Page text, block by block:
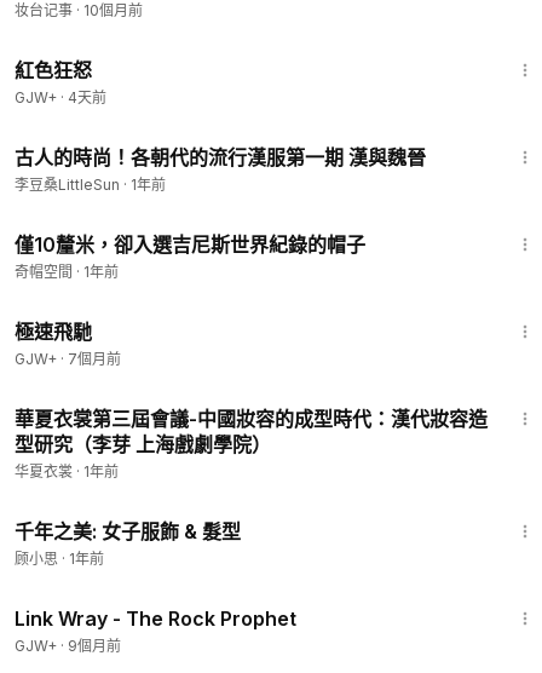
妆台记事 · 10個月前
紅色狂怒
GJW+ · 4天前
古人的時尚！各朝代的流行漢服第一期 漢與魏晉
李豆桑LittleSun · 1年前
僅10釐米，卻入選吉尼斯世界紀錄的帽子
奇帽空間 · 1年前
極速飛馳
GJW+ · 7個月前
華夏衣裳第三屆會議-中國妝容的成型時代：漢代妝容造
型研究（李芽 上海戲劇學院）
华夏衣裳 · 1年前
千年之美: 女子服飾 & 髮型
顾小思 · 1年前
Link Wray - The Rock Prophet
GJW+ · 9個月前